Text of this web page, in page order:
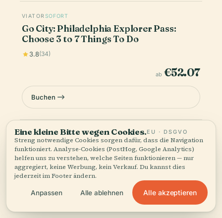
VIATOR SOFORT
Go City: Philadelphia Explorer Pass:
Choose 3 to 7 Things To Do
3.8(34)
ab €52.07
Buchen
Die Preise sind Richtwerte — der endgültige Preis und die
Verfügbarkeit werden beim Bezahlvorgang bestätigt. Audiala
kann eine Provision für Buchungen über diese Links verdienen.
Eine kleine Bitte wegen Cookies.EU · DSGVO
Streng notwendige Cookies sorgen dafür, dass die Navigation
funktioniert. Analyse-Cookies (PostHog, Google Analytics)
helfen uns zu verstehen, welche Seiten funktionieren — nur
aggregiert, keine Werbung, kein Verkauf. Du kannst dies
jederzeit im Footer ändern.
Anpassen Alle ablehnen Alle akzeptieren